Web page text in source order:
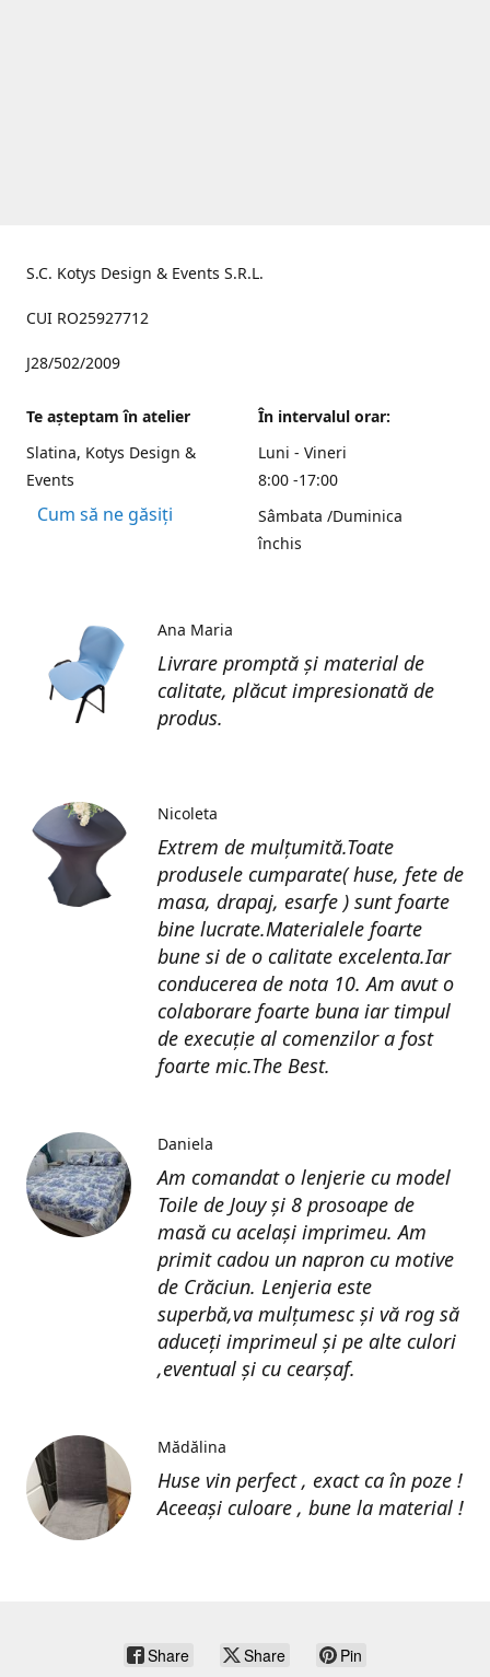
S.C. Kotys Design & Events S.R.L.
CUI RO25927712
J28/502/2009
Te aşteptam în atelier
Slatina, Kotys Design &
Events
Cum să ne găsiți
În intervalul orar:
Luni - Vineri
8:00 -17:00
Sâmbata /Duminica
închis
Livrare promptă și material de
calitate, plăcut impresionată de
produs.
Ana Maria
Extrem de mulțumită.Toate
produsele cumparate( huse, fete de
masa, drapaj, esarfe ) sunt foarte
bine lucrate.Materialele foarte
bune si de o calitate excelenta.Iar
conducerea de nota 10. Am avut o
colaborare foarte buna iar timpul
de execuție al comenzilor a fost
foarte mic.The Best.
Nicoleta
Am comandat o lenjerie cu model
Toile de Jouy și 8 prosoape de
masă cu același imprimeu. Am
primit cadou un napron cu motive
de Crăciun. Lenjeria este
superbă,va mulțumesc și vă rog să
aduceți imprimeul și pe alte culori
,eventual și cu cearșaf.
Daniela
Huse vin perfect , exact ca în poze !
Aceeași culoare , bune la material !
Mădălina
Share Share Pin